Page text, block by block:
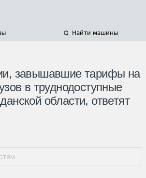
Найти машины
завышавшие тарифы на
в труднодоступные
области, ответят